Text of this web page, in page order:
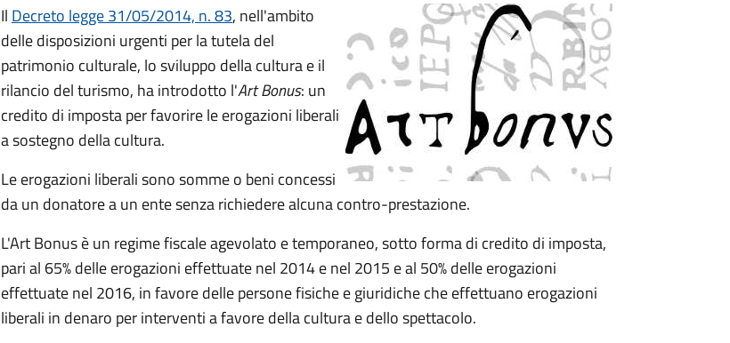
Il Decreto legge 31/05/2014, n. 83, nell'ambito
delle disposizioni urgenti per la tutela del
patrimonio culturale, lo sviluppo della cultura e il
rilancio del turismo, ha introdotto l'Art Bonus: un
credito di imposta per favorire le erogazioni liberali
a sostegno della cultura.
Le erogazioni liberali sono somme o beni concessi
da un donatore a un ente senza richiedere alcuna contro-prestazione.
L'Art Bonus è un regime fiscale agevolato e temporaneo, sotto forma di credito di imposta,
pari al 65% delle erogazioni effettuate nel 2014 e nel 2015 e al 50% delle erogazioni
effettuate nel 2016, in favore delle persone fisiche e giuridiche che effettuano erogazioni
liberali in denaro per interventi a favore della cultura e dello spettacolo.